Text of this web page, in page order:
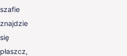
szafie
znajdzie
się
płaszcz,